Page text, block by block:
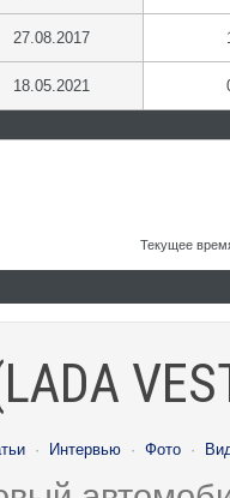
27.08.2017
18.05.2021
Текущее
· Интервью · Фото ·